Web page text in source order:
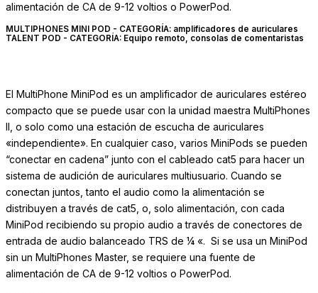
alimentación de CA de 9-12 voltios o PowerPod.
MULTIPHONES MINI POD - CATEGORÍA: amplificadores de auriculares
TALENT POD - CATEGORÍA: Equipo remoto, consolas de comentaristas
El MultiPhone MiniPod es un amplificador de auriculares estéreo
compacto que se puede usar con la unidad maestra MultiPhones
II, o solo como una estación de escucha de auriculares
«independiente». En cualquier caso, varios MiniPods se pueden
“conectar en cadena” junto con el cableado cat5 para hacer un
sistema de audición de auriculares multiusuario. Cuando se
conectan juntos, tanto el audio como la alimentación se
distribuyen a través de cat5, o, solo alimentación, con cada
MiniPod recibiendo su propio audio a través de conectores de
entrada de audio balanceado TRS de ¼ «. Si se usa un MiniPod
sin un MultiPhones Master, se requiere una fuente de
alimentación de CA de 9-12 voltios o PowerPod.